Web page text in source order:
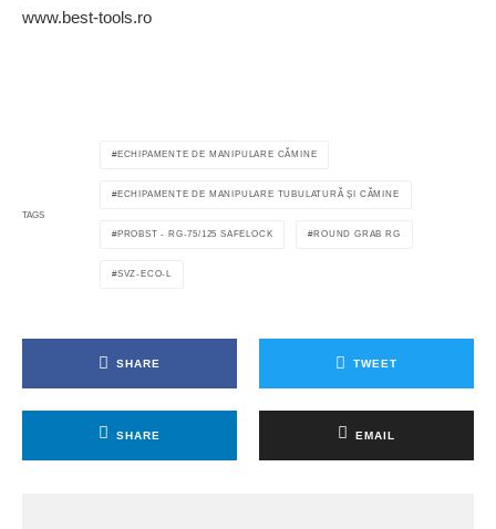
www.best-tools.ro
TAGS
ECHIPAMENTE DE MANIPULARE CĂMINE
ECHIPAMENTE DE MANIPULARE TUBULATURĂ ȘI CĂMINE
PROBST - RG-75/125 SAFELOCK ROUND GRAB RG
SVZ-ECO-L
SHARE TWEET
SHARE EMAIL